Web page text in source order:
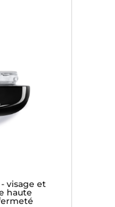
visage et
haute